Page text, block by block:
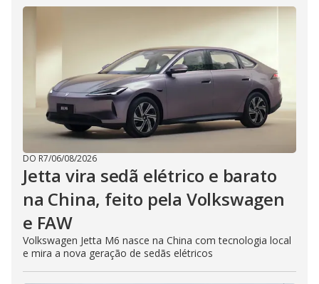
DO R7/06/08/2026
Jetta vira sedã elétrico e barato
na China, feito pela Volkswagen
e FAW
Volkswagen Jetta M6 nasce na China com tecnologia local
e mira a nova geração de sedãs elétricos